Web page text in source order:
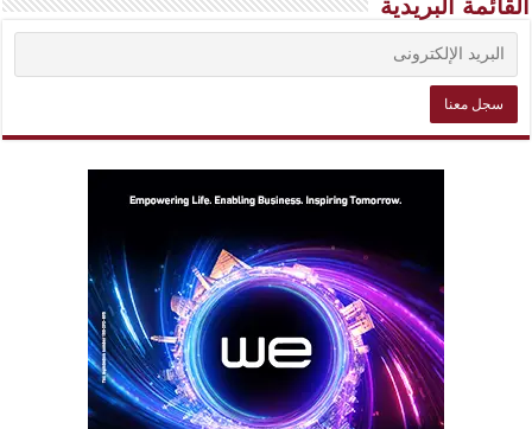
القائمة البريدية